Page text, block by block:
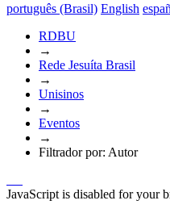
português (Brasil) English
RDBU
→
Rede Jesuíta Brasil
→
Unisinos
→
Eventos
→
Filtrador por: Autor
JavaScript is disabled for your